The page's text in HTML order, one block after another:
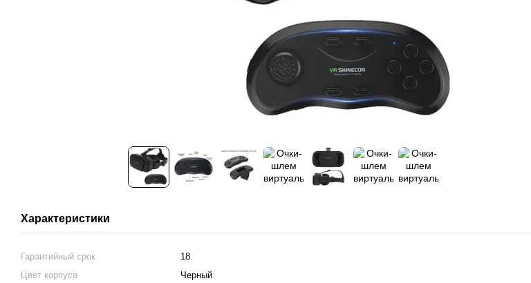
Характеристики
Гарантийный срок
18
Цвет корпуса
Черный